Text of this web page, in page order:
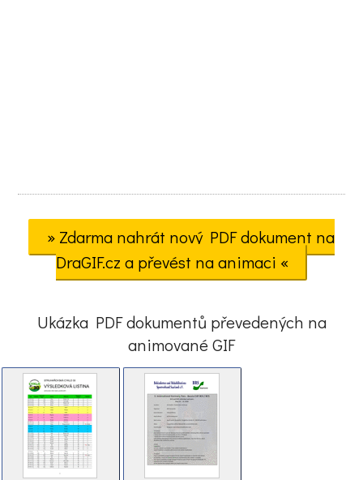
» Zdarma nahrát nový PDF dokument na
DraGIF.cz a převést na animaci «
Ukázka PDF dokumentů převedených na
animované GIF